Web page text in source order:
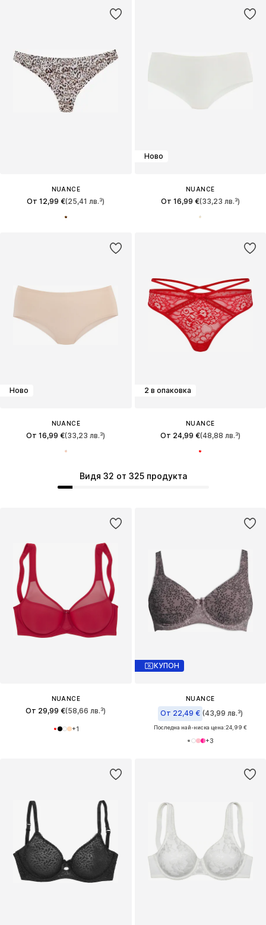
Видя 32 от 325 продукта
NUANCE
От 12,99 €(25,41 лв.³)
Ново
NUANCE
От 16,99 €(33,23 лв.³)
Ново
NUANCE
От 16,99 €(33,23 лв.³)
2 в опаковка
NUANCE
От 24,99 €(48,88 лв.³)
NUANCE
От 29,99 €(58,66 лв.³)
+1
КУПОН
NUANCE
От 22,49 € (43,99 лв.³)
Последна най-ниска цена:24,99 €
+3